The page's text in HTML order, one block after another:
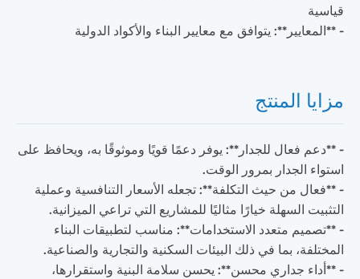
قياسية
- **المعايير**: يتوافق مع معايير البناء والأكواد الدولية
مزايا المنتج
- **دعم فعال للجدار**: يوفر دعمًا قويًا وموثوقًا به، ويحافظ على
استواء الجدار بمرور الوقت.
- **فعال من حيث التكلفة**: تجعله الأسعار التنافسية وعملية
التثبيت السهلة خيارًا مثاليًا للمشاريع التي تراعي الميزانية.
- **تصميم متعدد الاستخدامات**: مناسب لتطبيقات البناء
المختلفة، بما في ذلك البيئات السكنية والتجارية والصناعية.
- **أداء جداري محسن**: يحسن سلامة البنية واستقرارها،